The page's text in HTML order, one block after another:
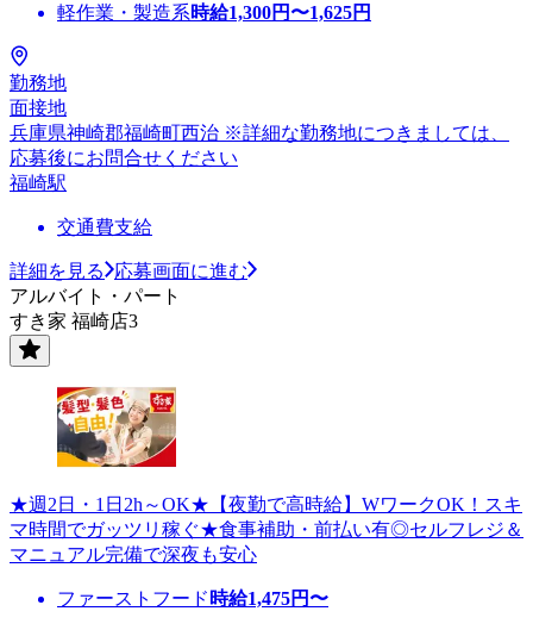
軽作業・製造系時給1,300円〜1,625円
勤務地
面接地
兵庫県神崎郡福崎町西治 ※詳細な勤務地につきましては、
応募後にお問合せください
福崎駅
交通費支給
詳細を見る
応募画面に進む
アルバイト・パート
すき家 福崎店3
★週2日・1日2h～OK★【夜勤で高時給】WワークOK！スキ
マ時間でガッツリ稼ぐ★食事補助・前払い有◎セルフレジ＆
マニュアル完備で深夜も安心
ファーストフード 時給1,475円〜